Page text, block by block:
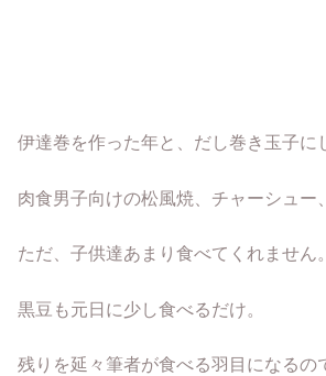
伊達巻を作った年と、だし巻き玉子に
肉食男子向けの松風焼、チャーシュー
ただ、子供達あまり食べてくれません。
黒豆も元日に少し食べるだけ。
残りを延々筆者が食べる羽目になるの